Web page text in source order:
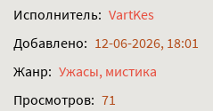
Исполнитель: VartKes
Добавлено: 12-06-2026, 18:01
Жанр: Ужасы, мистика
Просмотров: 71